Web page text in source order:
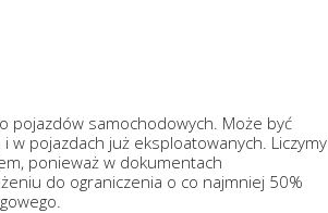
pojazdów samochodowych. Może być
pojazdach już eksploatowanych. Liczymy
ponieważ w dokumentach
do ograniczenia o co najmniej 50%